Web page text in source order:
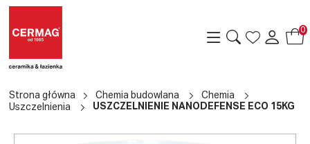
0
Strona główna Chemia budowlana
Chemia
Uszczelnienia
USZCZELNIENIE NANODEFENSE ECO 15KG